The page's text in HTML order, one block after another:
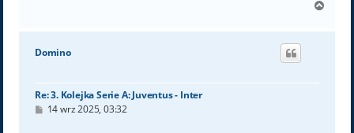
g
Domino
Re: 3. Kolejka Serie A: Juventus - Inter
P14 wrz 2025, 03:32